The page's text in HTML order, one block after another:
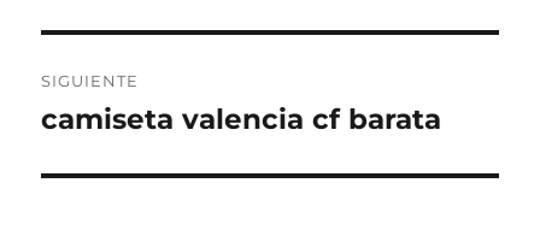
SIGUIENTE
Entrada
camiseta valencia cf barata